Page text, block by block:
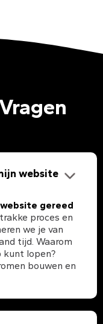
website
gereed
proces en
we je van
tijd. Waarom
kunt lopen?
bouwen en